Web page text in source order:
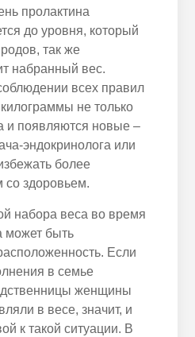
пролактина
до уровня, который
так же
набранный вес.
всех правил
не только
и появляются новые –
эндокринолога или
более
со здоровьем.
набора веса во время
может быть
Если
в семье
женщины
в весе, значит, и
к такой ситуации. В